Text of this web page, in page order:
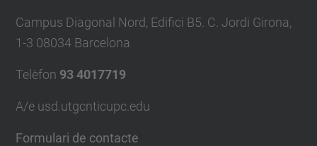
Campus Diagonal Nord, Edifici B5. C. Jordi Girona,
1-3 08034 Barcelona
Telèfon 93 4017719
A/e usd.utgcnticupc.edu
Formulari de contacte